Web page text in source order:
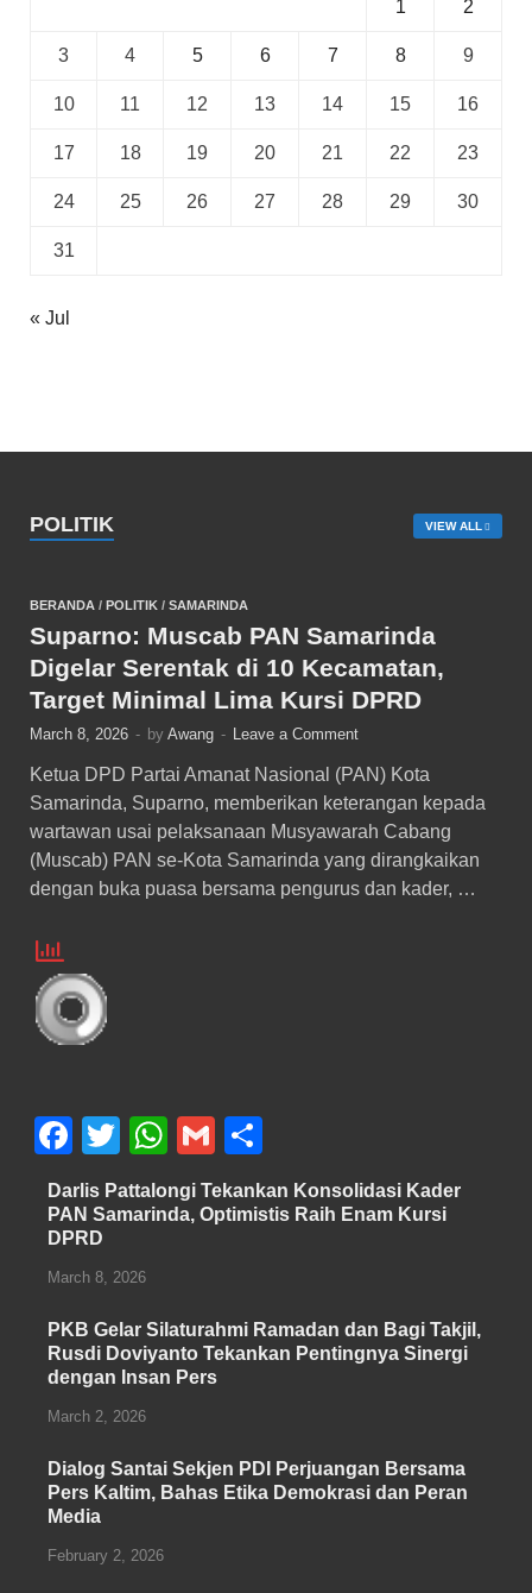
1 2
3 4 5 6 7 8 9
10 11 12 13 14 15 16
17 18 19 20 21 22 23
24 25 26 27 28 29 30
31
« Jul
POLITIK VIEW ALL
BERANDA / POLITIK / SAMARINDA
Suparno: Muscab PAN Samarinda
Digelar Serentak di 10 Kecamatan,
Target Minimal Lima Kursi DPRD
March 8, 2026 - by Awang - Leave a Comment
Ketua DPD Partai Amanat Nasional (PAN) Kota
Samarinda, Suparno, memberikan keterangan kepada
wartawan usai pelaksanaan Musyawarah Cabang
(Muscab) PAN se-Kota Samarinda yang dirangkaikan
dengan buka puasa bersama pengurus dan kader, …
F
a
c
e
b
o
o
k
T
wi
tt
W
at
p
p
G
m
ail ar
Darlis Pattalongi Tekankan Konsolidasi Kader
PAN Samarinda, Optimistis Raih Enam Kursi
DPRD
March 8, 2026
PKB Gelar Silaturahmi Ramadan dan Bagi Takjil,
Rusdi Doviyanto Tekankan Pentingnya Sinergi
dengan Insan Pers
March 2, 2026
Dialog Santai Sekjen PDI Perjuangan Bersama
Pers Kaltim, Bahas Etika Demokrasi dan Peran
Media
February 2, 2026